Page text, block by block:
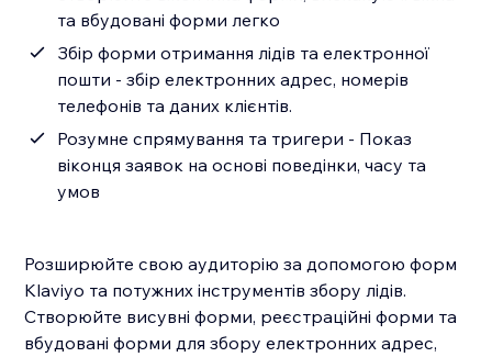
та вбудовані форми легко
Збір форми отримання лідів та електронної
пошти - збір електронних адрес, номерів
телефонів та даних клієнтів.
Розумне спрямування та тригери - Показ
віконця заявок на основі поведінки, часу та
умов
Розширюйте свою аудиторію за допомогою форм
Klaviyo та потужних інструментів збору лідів.
Створюйте висувні форми, реєстраційні форми та
вбудовані форми для збору електронних адрес,